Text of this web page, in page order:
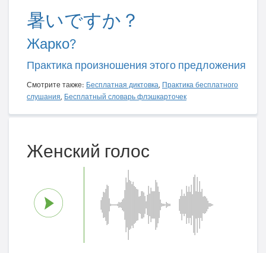
暑いですか？
Жарко?
Практика произношения этого предложения
Смотрите также: Бесплатная диктовка, Практика бесплатного
слушания, Бесплатный словарь флэшкарточек
Женский голос